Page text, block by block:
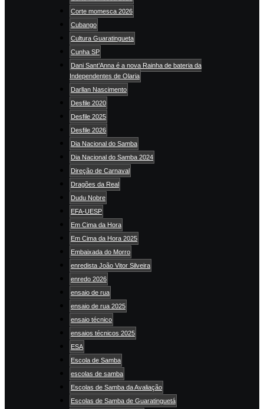
Corte momesca 2026
Cubango
Cultura Guaratingueta
Cunha SP
Dani Sant’Anna é a nova Rainha de bateria da
Independentes de Olaria
Darllan Nascimento
Desfile 2020
Desfile 2025
Desfile 2026
Dia Nacional do Samba
Dia Nacional do Samba 2024
Direção de Carnaval
Dragões da Real
Dudu Nobre
EFA-UESP
Em Cima da Hora
Em Cima da Hora 2025
Embaixada do Morro
enredista João Vitor Silveira
enredo 2026
ensaio de rua
ensaio de rua 2025
ensaio técnico
ensaios técnicos 2025
ESA
Escola de Samba
escolas de samba
Escolas de Samba da Avaliação
Escolas de Samba de Guaratinguetá